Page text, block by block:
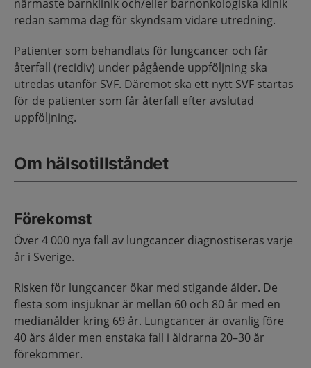
närmaste barnklinik och/eller barnonkologiska klinik
redan samma dag för skyndsam vidare utredning.
Patienter som behandlats för lungcancer och får
återfall (recidiv) under pågående uppföljning ska
utredas utanför SVF. Däremot ska ett nytt SVF startas
för de patienter som får återfall efter avslutad
uppföljning.
Om hälsotillståndet
Förekomst
Över 4 000 nya fall av lungcancer diagnostiseras varje
år i Sverige.
Risken för lungcancer ökar med stigande ålder. De
flesta som insjuknar är mellan 60 och 80 år med en
medianålder kring 69 år. Lungcancer är ovanlig före
40 års ålder men enstaka fall i åldrarna 20–30 år
förekommer.